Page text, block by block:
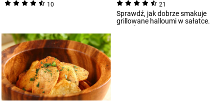
10 21
Sprawdź, jak dobrze smakuje
grillowane halloumi w sałatce.
Kwaskowe cytrusy, soczyste